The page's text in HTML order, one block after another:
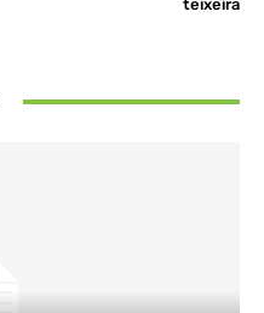
teixeira